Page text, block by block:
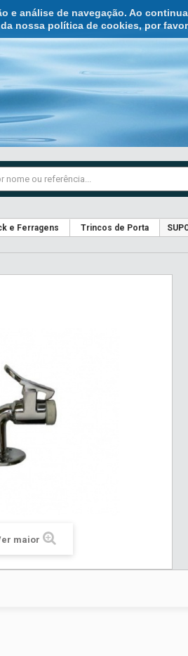
análise de navegação. Ao
nossa política de cookies, por
e Ferragens Trincos de Porta
maior